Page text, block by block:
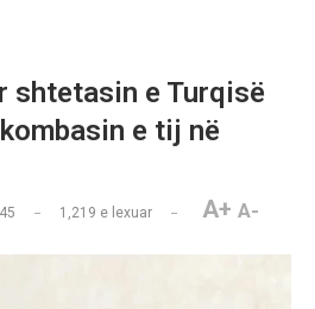
shtetasin e Turqisë
e tij në
1,219 e lexuar A+ A-